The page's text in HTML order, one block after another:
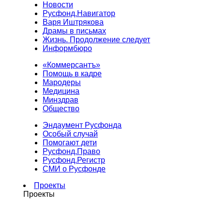
Новости
Русфонд.Навигатор
Варя Иштрякова
Драмы в письмах
Жизнь. Продолжение следует
Информбюро
«Коммерсантъ»
Помощь в кадре
Мародеры
Медицина
Минздрав
Общество
Эндаумент Русфонда
Особый случай
Помогают дети
Русфонд.Право
Русфонд.Регистр
СМИ о Русфонде
Проекты
Проекты